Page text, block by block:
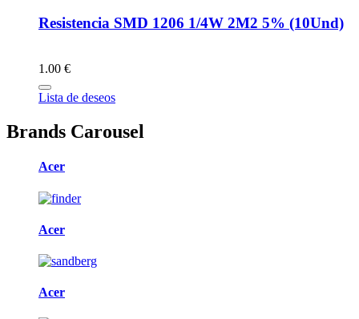
Resistencia SMD 1206 1/4W 2M2 5% (10Und)
1.00 €
Lista de deseos
Brands Carousel
Acer
Acer
Acer